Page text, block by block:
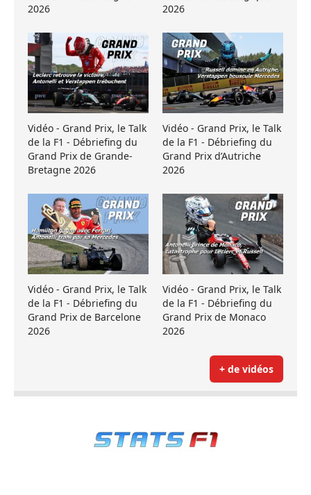
2026
2026
Vidéo - Grand Prix, le Talk
de la F1 - Débriefing du
Grand Prix de Grande-
Bretagne 2026
Vidéo - Grand Prix, le Talk
de la F1 - Débriefing du
Grand Prix d’Autriche
2026
Vidéo - Grand Prix, le Talk
de la F1 - Débriefing du
Grand Prix de Barcelone
2026
Vidéo - Grand Prix, le Talk
de la F1 - Débriefing du
Grand Prix de Monaco
2026
+ de vidéos